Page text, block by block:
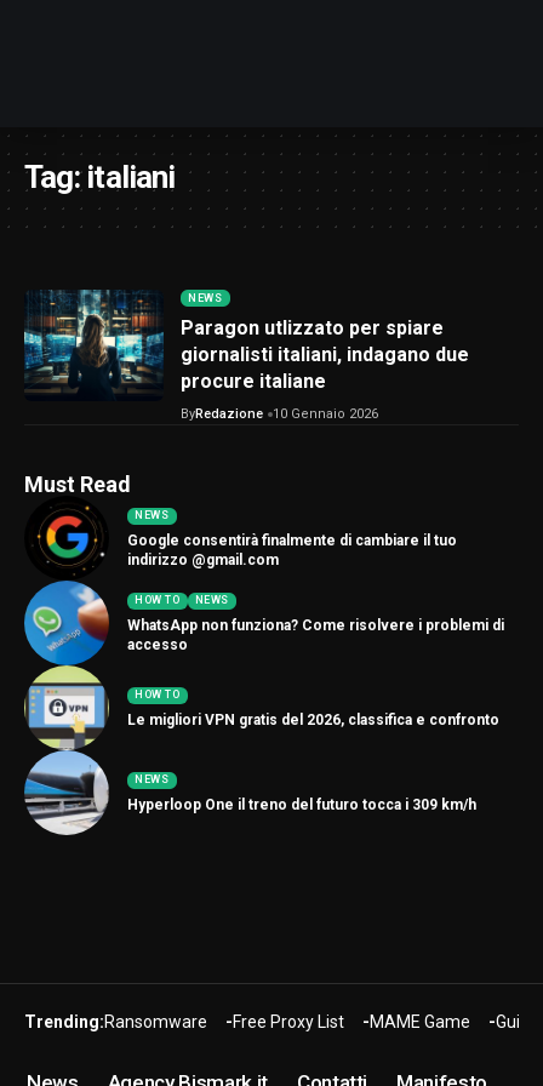
Tag:italiani
NEWS
Paragon utlizzato per spiare
giornalisti italiani, indagano due
procure italiane
ByRedazione 10 Gennaio 2026
Must Read
NEWS
Google consentirà finalmente di cambiare il tuo
indirizzo @gmail.com
HOW TO NEWS
WhatsApp non funziona? Come risolvere i problemi di
accesso
HOW TO
Le migliori VPN gratis del 2026, classifica e confronto
NEWS
Hyperloop One il treno del futuro tocca i 309 km/h
Trending:Ransomware Free Proxy List MAME Game Guide